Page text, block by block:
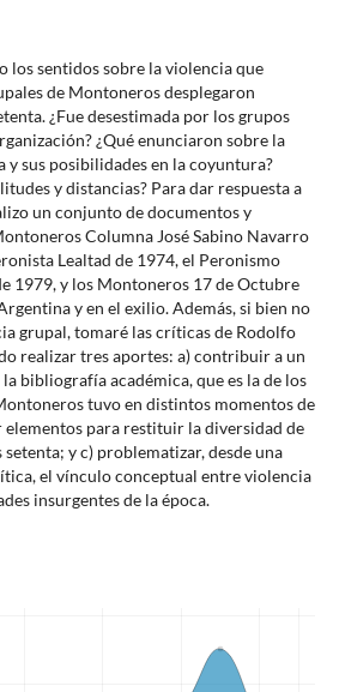
los sentidos sobre la violencia que
de Montoneros desplegaron
¿Fue desestimada por los grupos
¿Qué enunciaron sobre la
sus posibilidades en la coyuntura?
y distancias? Para dar respuesta a
un conjunto de documentos y
Columna José Sabino Navarro
Lealtad de 1974, el Peronismo
1979, y los Montoneros 17 de Octubre
y en el exilio. Además, si bien no
grupal, tomaré las críticas de Rodolfo
realizar tres aportes: a) contribuir a un
bibliografía académica, que es la de los
tuvo en distintos momentos de
para restituir la diversidad de
y c) problematizar, desde una
el vínculo conceptual entre violencia
insurgentes de la época.